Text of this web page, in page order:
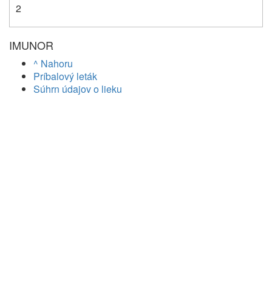
2
IMUNOR
^ Nahoru
Príbalový leták
Súhrn údajov o lieku